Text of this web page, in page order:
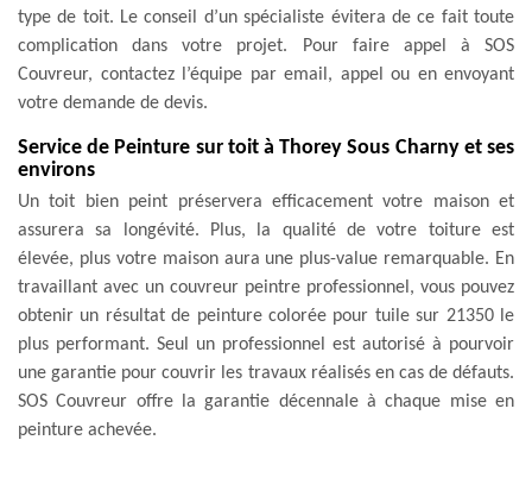
type de toit. Le conseil d’un spécialiste évitera de ce fait toute
complication dans votre projet. Pour faire appel à SOS
Couvreur, contactez l’équipe par email, appel ou en envoyant
votre demande de devis.
Service de Peinture sur toit à Thorey Sous Charny et ses
environs
Un toit bien peint préservera efficacement votre maison et
assurera sa longévité. Plus, la qualité de votre toiture est
élevée, plus votre maison aura une plus-value remarquable. En
travaillant avec un couvreur peintre professionnel, vous pouvez
obtenir un résultat de peinture colorée pour tuile sur 21350 le
plus performant. Seul un professionnel est autorisé à pourvoir
une garantie pour couvrir les travaux réalisés en cas de défauts.
SOS Couvreur offre la garantie décennale à chaque mise en
peinture achevée.